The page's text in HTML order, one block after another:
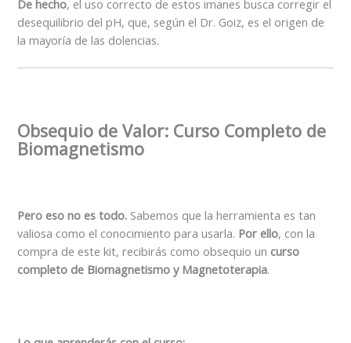
De hecho, el uso correcto de estos imanes busca corregir el
desequilibrio del pH, que, según el Dr. Goiz, es el origen de
la mayoría de las dolencias.
Obsequio de Valor: Curso Completo de
Biomagnetismo
Pero eso no es todo. Sabemos que la herramienta es tan
valiosa como el conocimiento para usarla. Por ello, con la
compra de este kit, recibirás como obsequio un curso
completo de Biomagnetismo y Magnetoterapia.